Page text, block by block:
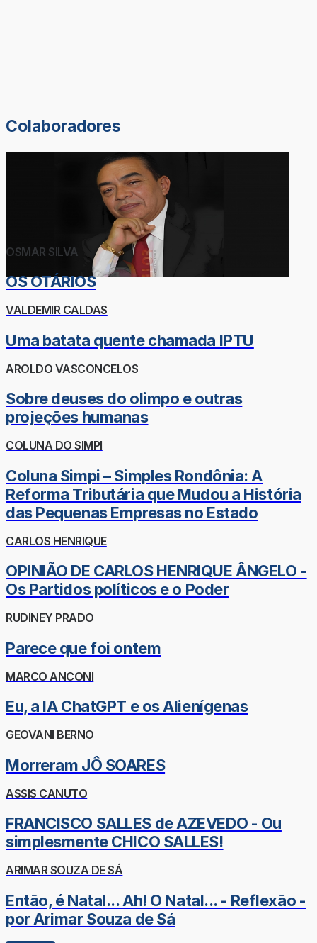
Colaboradores
OSMAR SILVA
OS OTÁRIOS
VALDEMIR CALDAS
Uma batata quente chamada IPTU
AROLDO VASCONCELOS
Sobre deuses do olimpo e outras
projeções humanas
COLUNA DO SIMPI
Coluna Simpi – Simples Rondônia: A
Reforma Tributária que Mudou a História
das Pequenas Empresas no Estado
CARLOS HENRIQUE
OPINIÃO DE CARLOS HENRIQUE ÂNGELO -
Os Partidos políticos e o Poder
RUDINEY PRADO
Parece que foi ontem
MARCO ANCONI
Eu, a IA ChatGPT e os Alienígenas
GEOVANI BERNO
Morreram JÔ SOARES
ASSIS CANUTO
FRANCISCO SALLES de AZEVEDO - Ou
simplesmente CHICO SALLES!
ARIMAR SOUZA DE SÁ
Então, é Natal... Ah! O Natal... - Reflexão -
por Arimar Souza de Sá